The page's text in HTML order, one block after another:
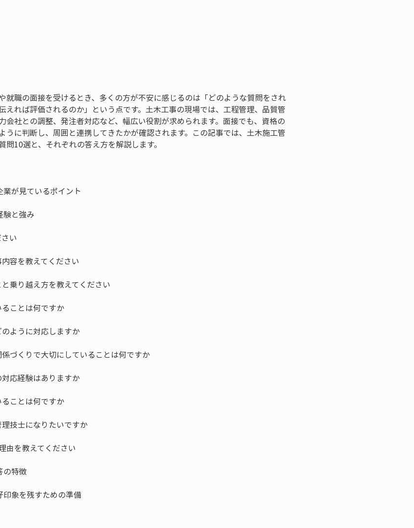
就職の面接を受けるとき、多くの方が不安に感じるのは「どのような質問をされ
えれば評価されるのか」という点です。土木工事の現場では、工程管理、品質管
会社との調整、発注者対応など、幅広い役割が求められます。面接でも、資格の
うに判断し、周囲と連携してきたかが確認されます。この記事では、土木施工管
10選と、それぞれの答え方を解説します。